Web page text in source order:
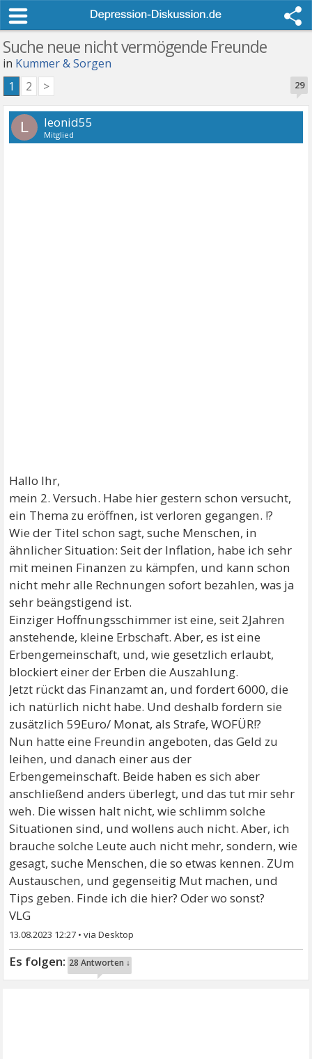
Suche neue nicht vermögende Freunde
in Kummer & Sorgen
29
1 2 >
L leonid55
Mitglied
Hallo Ihr,
mein 2. Versuch. Habe hier gestern schon versucht,
ein Thema zu eröffnen, ist verloren gegangen. !?
Wie der Titel schon sagt, suche Menschen, in
ähnlicher Situation: Seit der Inflation, habe ich sehr
mit meinen Finanzen zu kämpfen, und kann schon
nicht mehr alle Rechnungen sofort bezahlen, was ja
sehr beängstigend ist.
Einziger Hoffnungsschimmer ist eine, seit 2Jahren
anstehende, kleine Erbschaft. Aber, es ist eine
Erbengemeinschaft, und, wie gesetzlich erlaubt,
blockiert einer der Erben die Auszahlung.
Jetzt rückt das Finanzamt an, und fordert 6000, die
ich natürlich nicht habe. Und deshalb fordern sie
zusätzlich 59Euro/ Monat, als Strafe, WOFÜR!?
Nun hatte eine Freundin angeboten, das Geld zu
leihen, und danach einer aus der
Erbengemeinschaft. Beide haben es sich aber
anschließend anders überlegt, und das tut mir sehr
weh. Die wissen halt nicht, wie schlimm solche
Situationen sind, und wollens auch nicht. Aber, ich
brauche solche Leute auch nicht mehr, sondern, wie
gesagt, suche Menschen, die so etwas kennen. ZUm
Austauschen, und gegenseitig Mut machen, und
Tips geben. Finde ich die hier? Oder wo sonst?
VLG
13.08.2023 12:27 •
28 Antworten ↓